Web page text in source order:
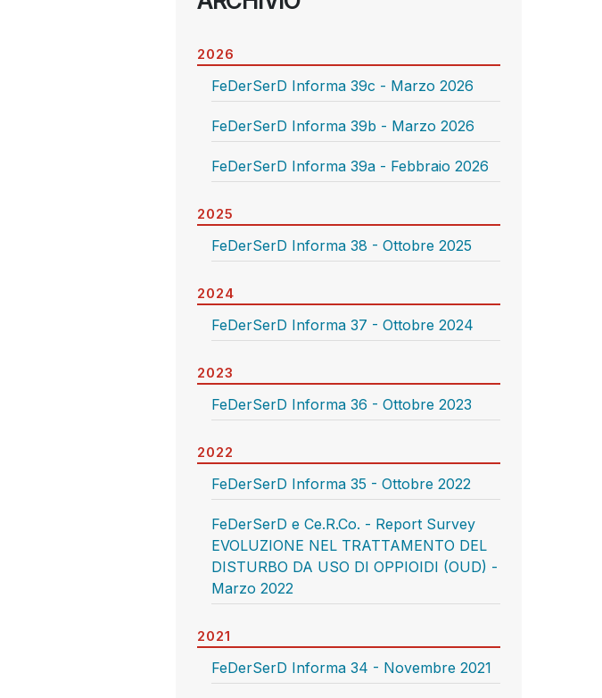
2026
FeDerSerD Informa 39c - Marzo 2026
FeDerSerD Informa 39b - Marzo 2026
FeDerSerD Informa 39a - Febbraio 2026
2025
FeDerSerD Informa 38 - Ottobre 2025
2024
FeDerSerD Informa 37 - Ottobre 2024
2023
FeDerSerD Informa 36 - Ottobre 2023
2022
FeDerSerD Informa 35 - Ottobre 2022
FeDerSerD e Ce.R.Co. - Report Survey
EVOLUZIONE NEL TRATTAMENTO DEL
DISTURBO DA USO DI OPPIOIDI (OUD) -
Marzo 2022
2021
FeDerSerD Informa 34 - Novembre 2021